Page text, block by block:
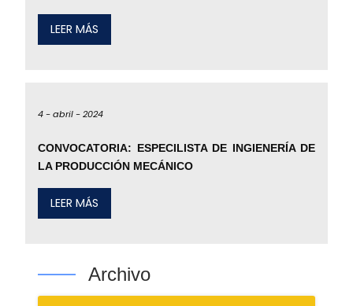
LEER MÁS
4 -abril -2024
CONVOCATORIA: ESPECILISTA DE INGIENERÍA DE
LA PRODUCCIÓN MECÁNICO
LEER MÁS
Archivo